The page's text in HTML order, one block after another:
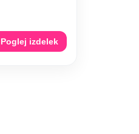
Poglej izdelek